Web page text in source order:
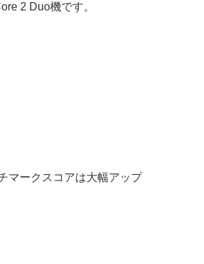
2 Duo機です。
マークスコアは大幅アップ